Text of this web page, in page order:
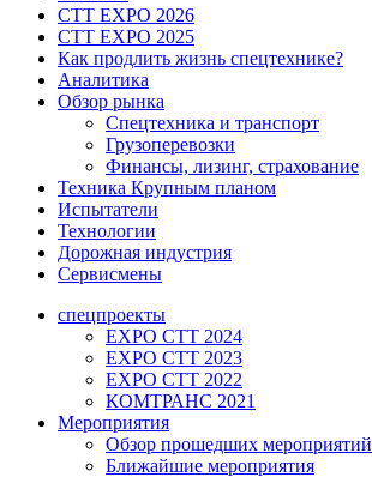
CTT EXPO 2026
CTT EXPO 2025
Как продлить жизнь спецтехнике?
Аналитика
Обзор рынка
Спецтехника и транспорт
Грузоперевозки
Финансы, лизинг, страхование
Техника Крупным планом
Испытатели
Технологии
Дорожная индустрия
Сервисмены
спецпроекты
EXPO CTT 2024
EXPO CTT 2023
EXPO CTT 2022
КОМТРАНС 2021
Мероприятия
Обзор прошедших мероприятий
Ближайшие мероприятия